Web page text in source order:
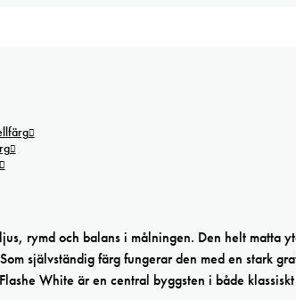
rymd och balans i målningen. Den helt matta
självständig färg fungerar den med en stark
White är en central byggsten i både